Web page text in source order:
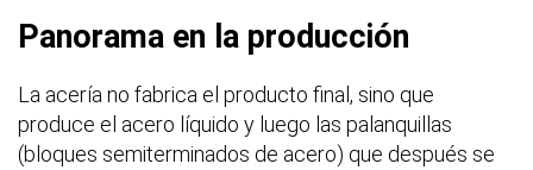
Panorama en la producción
La acería no fabrica el producto final, sino que
produce el acero líquido y luego las palanquillas
(bloques semiterminados de acero) que después se